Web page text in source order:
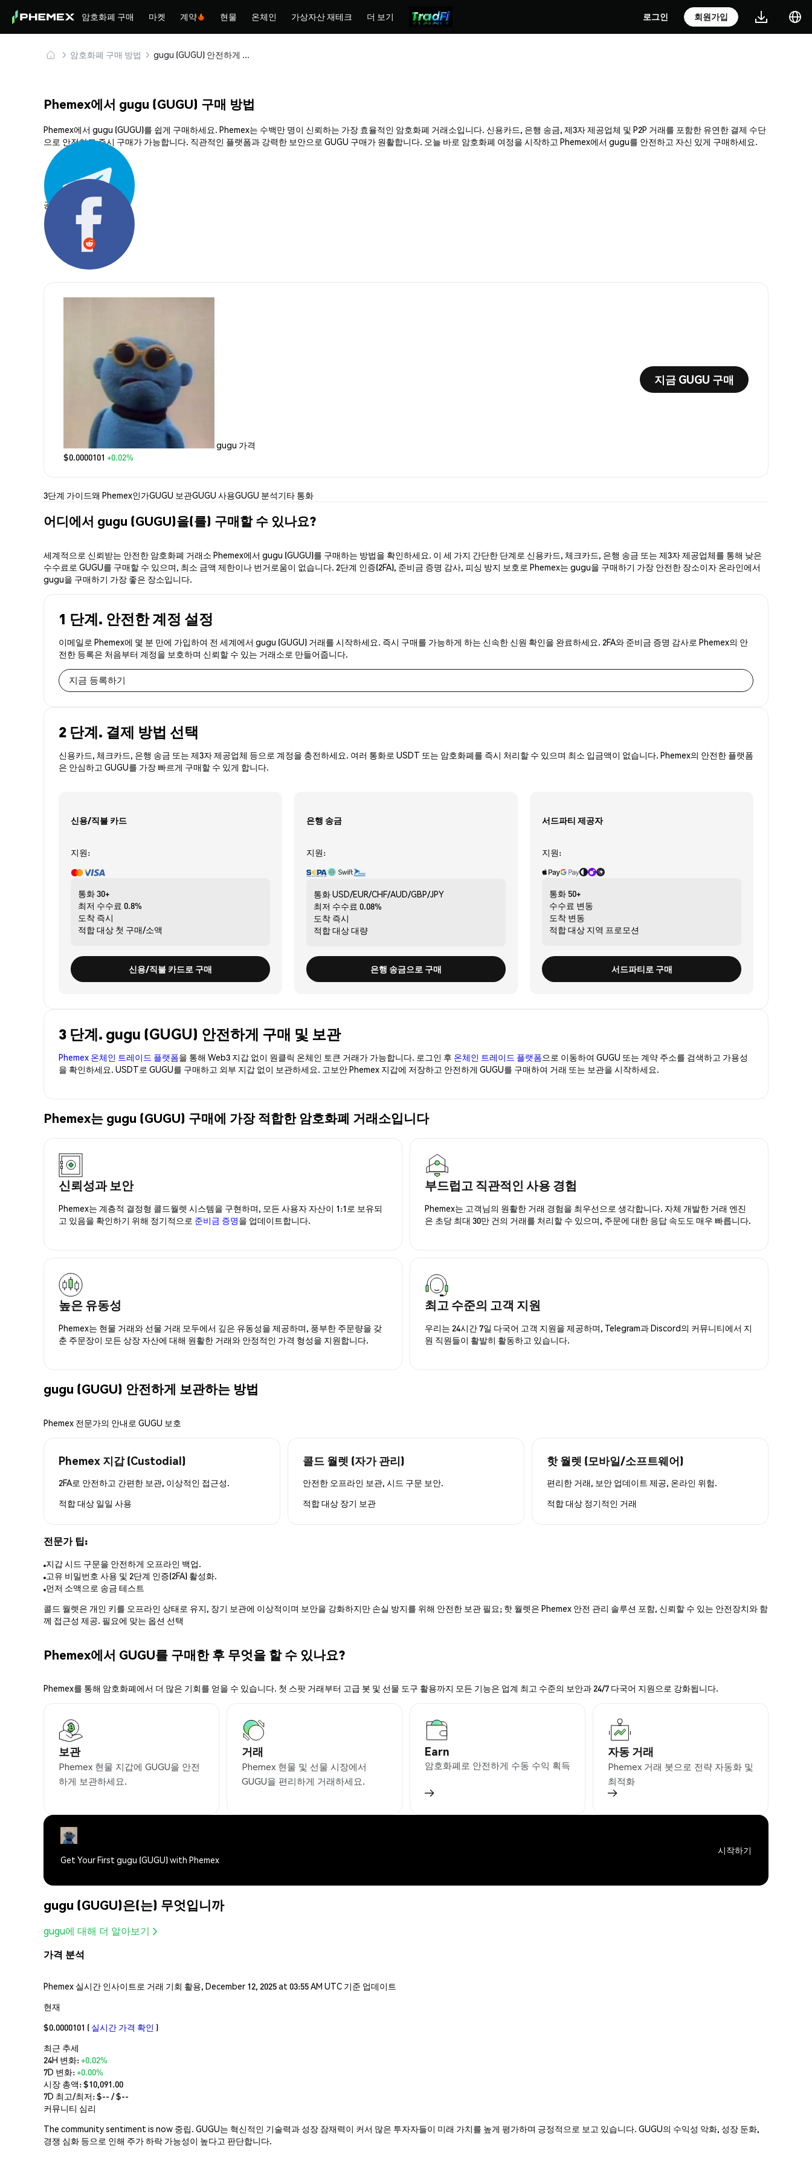
암호화폐 구매 마켓 계약 현물 온체인 가상자산 재테크 더 보기 로그인 회원가입
암호화폐 구매 방법 gugu (GUGU) 안전하게 구매 및 보관
Phemex에서 gugu (GUGU) 구매 방법
Phemex에서 gugu (GUGU)를 쉽게 구매하세요. Phemex는 수백만 명이 신뢰하는 가장 효율적인 암호화폐 거래소입니다. 신용카드, 은행 송금, 제3자 제공업체 및 P2P 거래를 포함한 유연한 결제 수단
으로 안전하고 즉시 구매가 가능합니다. 직관적인 플랫폼과 강력한 보안으로 GUGU 구매가 원활합니다. 오늘 바로 암호화폐 여정을 시작하고 Phemex에서 gugu를 안전하고 자신 있게 구매하세요.
공유하기:
gugu 가격
$0.0000101 +0.02%
지금 GUGU 구매
3단계 가이드왜 Phemex인가GUGU 보관GUGU 사용GUGU 분석기타 통화
어디에서 gugu (GUGU)을(를) 구매할 수 있나요?
세계적으로 신뢰받는 안전한 암호화폐 거래소 Phemex에서 gugu (GUGU)를 구매하는 방법을 확인하세요. 이 세 가지 간단한 단계로 신용카드, 체크카드, 은행 송금 또는 제3자 제공업체를 통해 낮은
수수료로 GUGU를 구매할 수 있으며, 최소 금액 제한이나 번거로움이 없습니다. 2단계 인증(2FA), 준비금 증명 감사, 피싱 방지 보호로 Phemex는 gugu을 구매하기 가장 안전한 장소이자 온라인에서
gugu을 구매하기 가장 좋은 장소입니다.
1 단계. 안전한 계정 설정
이메일로 Phemex에 몇 분 만에 가입하여 전 세계에서 gugu (GUGU) 거래를 시작하세요. 즉시 구매를 가능하게 하는 신속한 신원 확인을 완료하세요. 2FA와 준비금 증명 감사로 Phemex의 안
전한 등록은 처음부터 계정을 보호하며 신뢰할 수 있는 거래소로 만들어줍니다.
지금 등록하기
2 단계. 결제 방법 선택
신용카드, 체크카드, 은행 송금 또는 제3자 제공업체 등으로 계정을 충전하세요. 여러 통화로 USDT 또는 암호화폐를 즉시 처리할 수 있으며 최소 입금액이 없습니다. Phemex의 안전한 플랫폼
은 안심하고 GUGU를 가장 빠르게 구매할 수 있게 합니다.
신용/직불 카드
지원:
통화30+
최저 수수료 0.8%
도착 즉시
적합 대상 첫 구매/소액
신용/직불 카드로 구매
은행 송금
지원:
통화USD/EUR/CHF/AUD/GBP/JPY
최저 수수료 0.08%
도착 즉시
적합 대상대량
은행 송금으로 구매
서드파티 제공자
지원:
통화 50+
수수료 변동
도착 변동
적합 대상 지역 프로모션
서드파티로 구매
3 단계. gugu (GUGU) 안전하게 구매 및 보관
Phemex 온체인 트레이드 플랫폼을 통해 Web3 지갑 없이 원클릭 온체인 토큰 거래가 가능합니다. 로그인 후 온체인 트레이드 플랫폼으로 이동하여 GUGU 또는 계약 주소를 검색하고 가용성
을 확인하세요. USDT로 GUGU를 구매하고 외부 지갑 없이 보관하세요. 고보안 Phemex 지갑에 저장하고 안전하게 GUGU를 구매하여 거래 또는 보관을 시작하세요.
Phemex는 gugu (GUGU) 구매에 가장 적합한 암호화폐 거래소입니다
신뢰성과 보안
Phemex는 계층적 결정형 콜드월렛 시스템을 구현하며, 모든 사용자 자산이 1:1로 보유되
고 있음을 확인하기 위해 정기적으로 준비금 증명을 업데이트합니다.
부드럽고 직관적인 사용 경험
Phemex는 고객님의 원활한 거래 경험을 최우선으로 생각합니다. 자체 개발한 거래 엔진
은 초당 최대 30만 건의 거래를 처리할 수 있으며, 주문에 대한 응답 속도도 매우 빠릅니다.
높은 유동성
Phemex는 현물 거래와 선물 거래 모두에서 깊은 유동성을 제공하며, 풍부한 주문량을 갖
춘 주문장이 모든 상장 자산에 대해 원활한 거래와 안정적인 가격 형성을 지원합니다.
최고 수준의 고객 지원
우리는 24시간 7일 다국어 고객 지원을 제공하며, Telegram과 Discord의 커뮤니티에서 지
원 직원들이 활발히 활동하고 있습니다.
gugu (GUGU) 안전하게 보관하는 방법
Phemex 전문가의 안내로 GUGU 보호
Phemex 지갑 (Custodial)
2FA로 안전하고 간편한 보관, 이상적인 접근성.
적합 대상 일일 사용
콜드 월렛 (자가 관리)
안전한 오프라인 보관, 시드 구문 보안.
적합 대상 장기 보관
핫 월렛 (모바일/소프트웨어)
편리한 거래, 보안 업데이트 제공, 온라인 위험.
적합 대상 정기적인 거래
전문가 팁:
지갑 시드 구문을 안전하게 오프라인 백업.
고유 비밀번호 사용 및 2단계 인증(2FA) 활성화.
먼저 소액으로 송금 테스트
콜드 월렛은 개인 키를 오프라인 상태로 유지, 장기 보관에 이상적이며 보안을 강화하지만 손실 방지를 위해 안전한 보관 필요; 핫 월렛은 Phemex 안전 관리 솔루션 포함, 신뢰할 수 있는 안전장치와 함
께 접근성 제공. 필요에 맞는 옵션 선택
Phemex에서 GUGU를 구매한 후 무엇을 할 수 있나요?
Phemex를 통해 암호화폐에서 더 많은 기회를 얻을 수 있습니다. 첫 스팟 거래부터 고급 봇 및 선물 도구 활용까지 모든 기능은 업계 최고 수준의 보안과 24/7 다국어 지원으로 강화됩니다.
보관
Phemex 현물 지갑에 GUGU을 안전
하게 보관하세요.
거래
Phemex 현물 및 선물 시장에서
GUGU을 편리하게 거래하세요.
Earn
암호화폐로 안전하게 수동 수익 획득
자동 거래
Phemex 거래 봇으로 전략 자동화 및
최적화
Get Your First gugu (GUGU) with Phemex
시작하기
gugu (GUGU)은(는) 무엇입니까
gugu에 대해 더 알아보기
가격 분석
Phemex 실시간 인사이트로 거래 기회 활용, December 12, 2025 at 03:55 AM UTC 기준 업데이트
현재
$0.0000101 ( 실시간 가격 확인 )
최근 추세
24H 변화:+0.02%
7D 변화:+0.00%
시장 총액:$10,091.00
7D 최고/최저: $-- / $--
커뮤니티 심리
The community sentiment is now 중립. GUGU는 혁신적인 기술력과 성장 잠재력이 커서 많은 투자자들이 미래 가치를 높게 평가하며 긍정적으로 보고 있습니다. GUGU의 수익성 악화, 성장 둔화,
경쟁 심화 등으로 인해 주가 하락 가능성이 높다고 판단합니다.